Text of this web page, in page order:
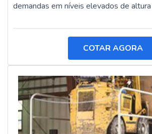
demandas em níveis elevados de
COTAR AGORA